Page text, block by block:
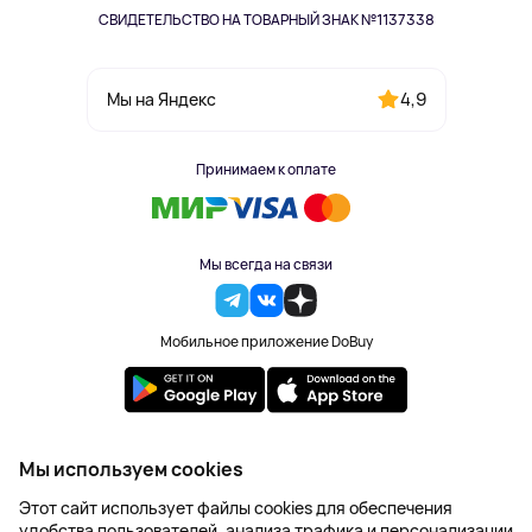
СВИДЕТЕЛЬСТВО НА ТОВАРНЫЙ ЗНАК №1137338
Мы на Яндекс 4,9
Принимаем к оплате
Мы всегда на связи
Мобильное приложение DoBuy
2023-2026 © DoBuy. Все права защищены
Правила обработки персональных данных
Пользовательское соглашение
Мы используем cookies
Этот сайт использует файлы cookies для обеспечения